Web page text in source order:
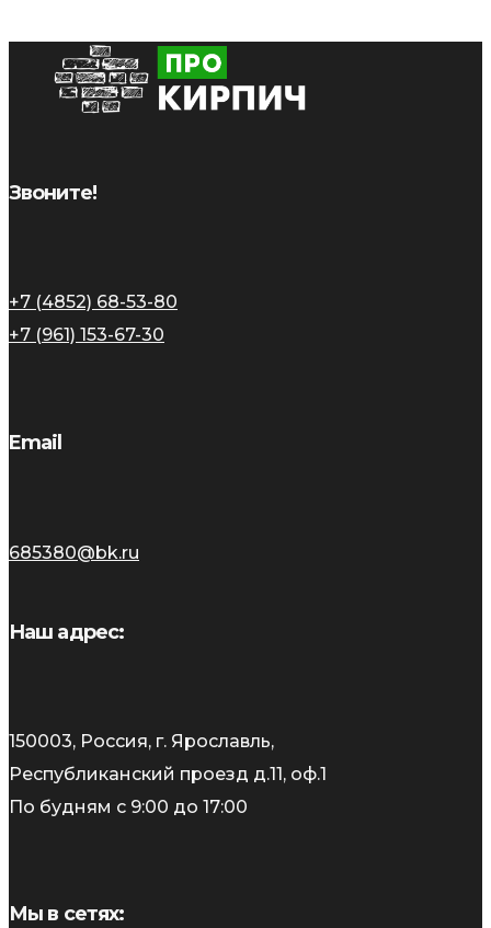
Звоните!
+7 (4852) 68-53-80
+7 (961) 153-67-30
Email
685380@bk.ru
Наш адрес:
150003, Россия, г. Ярославль,
Республиканский проезд д.11, оф.1
По будням с 9:00 до 17:00
Мы в сетях: